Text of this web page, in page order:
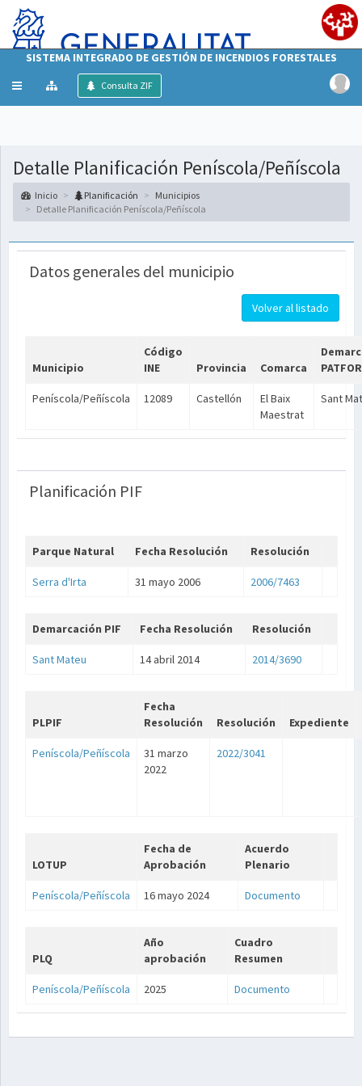
SISTEMA INTEGRADO DE GESTIÓN DE INCENDIOS FORESTALES
Mostrar/ocultar
Consulta ZIF
Detalle Planificación Peníscola/Peñíscola
Inicio Planificación
Municipios
Detalle Planificación Peníscola/Peñíscola
Datos generales del municipio
Volver al listado
Municipio
Código
INE
Provincia Comarca
PATFOR
Peníscola/Peñíscola 12089 Castellón
El Baix
Maestrat
Sant
Planificación PIF
Parque Natural Fecha Resolución Resolución
Serra d'Irta 31 mayo 2006 2006/7463
Demarcación PIF Fecha Resolución Resolución
Sant Mateu 14 abril 2014 2014/3690
PLPIF
Fecha
Resolución
Resolución Expediente
Peníscola/Peñíscola
31 marzo
2022
2022/3041
LOTUP
Fecha de
Aprobación
Acuerdo
Plenario
Peníscola/Peñíscola 16 mayo 2024 Documento
PLQ
Año
aprobación
Cuadro
Resumen
Peníscola/Peñíscola 2025 Documento